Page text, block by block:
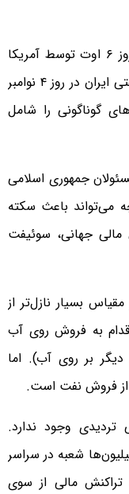
سیاست تحریم‌های اقتصادی ایران که از روز ۶ اوت توسط آمریکا
به اجرا در آمد و قرار است با تحریم‌های نفتی ایران در روز ۴ نوامبر
گوناگونی را شامل
جمهوری اسلامی
می‌تواند باعث سکته
مالی جهانی، سوئیفت
بسیار نازل‌تر از
به فروش روی آب
بر روی آب‌). اما
فروش نفت است.
تردیدی وجود ندارد.
هزار بانک با میلیون‌ها شعبه در سراسر
بیش از ۱۰ میلیارد تراکنش مالی از سوی